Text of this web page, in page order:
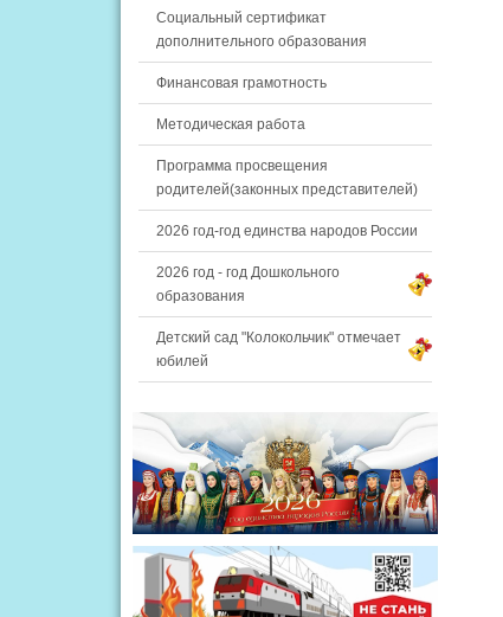
Социальный сертификат
дополнительного образования
Финансовая грамотность
Методическая работа
Программа просвещения
родителей(законных представителей)
2026 год-год единства народов России
2026 год - год Дошкольного
образования
Детский сад "Колокольчик" отмечает
юбилей